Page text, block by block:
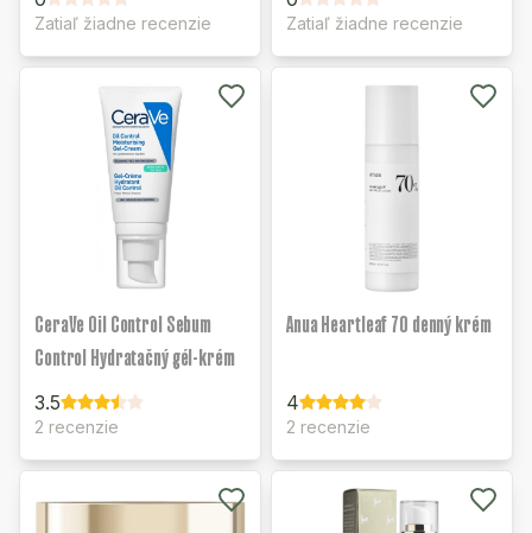
Zatiaľ žiadne recenzie Zatiaľ žiadne recenzie
CeraVe Oil Control Sebum
Control Hydratačný gél-krém
3.5
2 recenzie
Anua Heartleaf 70 denný krém
4
2 recenzie